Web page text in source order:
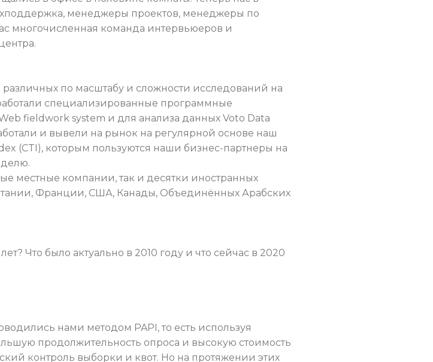
менеджеры проектов, менеджеры по
многочисленная команда интервьюеров и
по масштабу и сложности исследований на
специализированные программные
fieldwork system и для анализа данных Voto Data
и вывели на рынок на регулярной основе наш
(CTI), которым пользуются наши бизнес-партнеры на
местные компании, так и десятки иностранных
Франции, США, Канады, Объединённых Арабских
Что было актуально в 2010 году и что сейчас в 2020
нами методом PAPI, то есть используя
продолжительность опроса и высокую стоимость
контроль выборки и квот. Но на протяжении этих